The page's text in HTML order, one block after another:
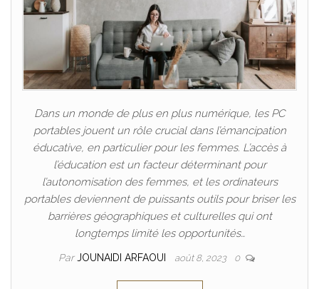
Dans un monde de plus en plus numérique, les PC
portables jouent un rôle crucial dans l’émancipation
éducative, en particulier pour les femmes. L’accès à
l’éducation est un facteur déterminant pour
l’autonomisation des femmes, et les ordinateurs
portables deviennent de puissants outils pour briser les
barrières géographiques et culturelles qui ont
longtemps limité les opportunités…
ParJOUNAIDI ARFAOUI août 8, 2023 0